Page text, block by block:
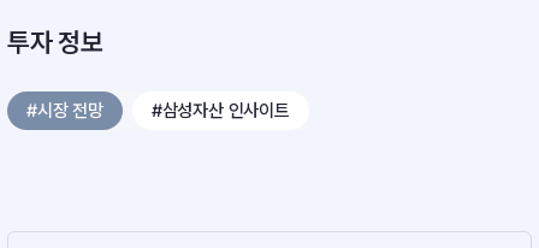
투자 정보
#시장 전망 #삼성자산 인사이트